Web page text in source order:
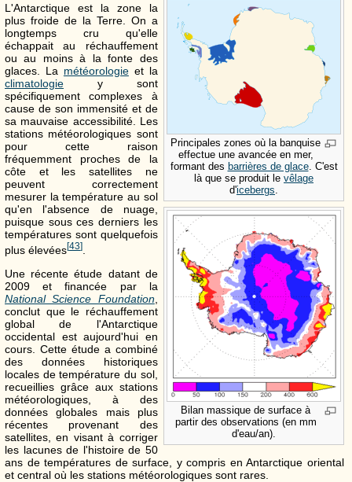
Principales zones où la banquise
effectue une avancée en mer,
formant des barrières de glace. C'est
là que se produit le vêlage
d'icebergs
Bilan massique de surface à
partir des observations (en mm
d'eau/an).
L'Antarctique est la zone la
plus froide de la Terre. On a
longtemps cru qu'elle
échappait au réchauffement
ou au moins à la fonte des
glaces. La météorologieet la
climatologie y sont
spécifiquement complexes à
cause de son immensité et de
sa mauvaise accessibilité. Les
stations météorologiques sont
pour cette raison
fréquemment proches de la
côte et les satellites ne
peuvent correctement
mesurer la température au sol
qu'en l'absence de nuage,
puisque sous ces derniers les
températures sont quelquefois
plus élevées[43]
Une récente étude datant de
2009 et financée par la
National Science Foundation,
conclut que le réchauffement
global de l'Antarctique
occidental est aujourd'hui en
cours. Cette étude a combiné
des données historiques
locales de température du sol,
recueillies grâce aux stations
météorologiques, à des
données globales mais plus
récentes provenant des
satellites, en visant à corriger
les lacunes de l'histoire de 50
ans de températures de surface, y compris en Antarctique oriental
et central où les stations météorologiques sont rares.